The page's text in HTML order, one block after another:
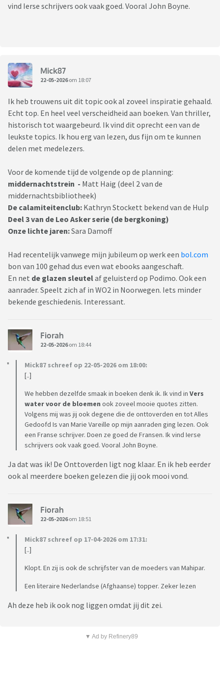
vind Ierse schrijvers ook vaak goed. Vooral John Boyne.
Mick87
22-05-2026om 18:07
Ik heb trouwens uit dit topic ook al zoveel inspiratie gehaald.
Echt top. En heel veel verscheidheid aan boeken. Van thriller,
historisch tot waargebeurd. Ik vind dit oprecht een van de
leukste topics. Ik hou erg van lezen, dus fijn om te kunnen
delen met medelezers.
Voor de komende tijd de volgende op de planning:
middernachtstrein - Matt Haig (deel 2 van de
middernachtsbibliotheek)
De calamiteitenclub: Kathryn Stockett bekend van de Hulp
Deel 3 van de Leo Asker serie (de bergkoning)
Onze lichte jaren:Sara Damoff
Had recentelijk vanwege mijn jubileum op werk een bol.com
bon van 100 gehad dus even wat ebooks aangeschaft.
En net de glazen sleutelaf geluisterd op Podimo. Ook een
aanrader. Speelt zich af in WO2 in Noorwegen. Iets minder
bekende geschiedenis. Interessant.
Fiorah
22-05-2026om 18:44
Mick87 schreef op 22-05-2026 om 18:00:
[..]
We hebben dezelfde smaak in boeken denk ik. Ik vind in Vers
water voor de bloemen ook zoveel mooie quotes zitten.
Volgens mij was jij ook degene die de onttoverden en tot Alles
Gedoofd Is van Marie Vareille op mijn aanraden ging lezen. Ook
een Franse schrijver. Doen ze goed de Fransen. Ik vind Ierse
schrijvers ook vaak goed. Vooral John Boyne.
Ja dat was ik! De Onttoverden ligt nog klaar. En ik heb eerder
ook al meerdere boeken gelezen die jij ook mooi vond.
Fiorah
22-05-2026om 18:51
Mick87 schreef op 17-04-2026 om 17:31:
[..]
Klopt. En zij is ook de schrijfster van de moeders van Mahipar.
Een literaire Nederlandse (Afghaanse) topper. Zeker lezen
Ah deze heb ik ook nog liggen omdat jij dit zei.
▼ Ad by Refinery89